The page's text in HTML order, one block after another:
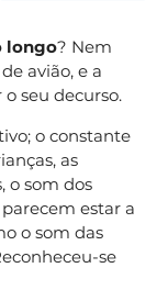
longo? Nem
avião, e a
seu decurso.
o constante
as
o som dos
estar a
o som das
se